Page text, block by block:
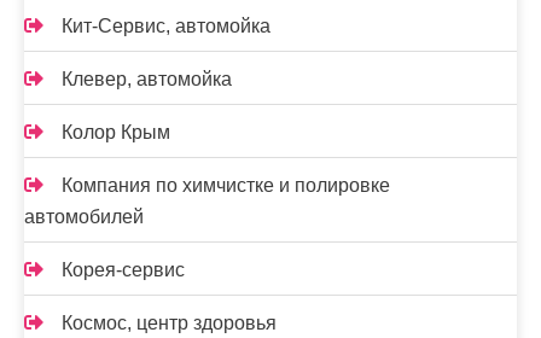
Кит-Сервис, автомойка
Клевер, автомойка
Колор Крым
Компания по химчистке и полировке
автомобилей
Корея-сервис
Космос, центр здоровья